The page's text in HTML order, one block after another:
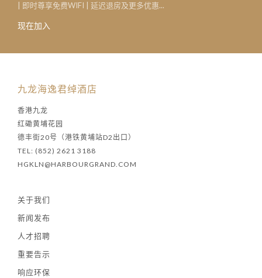
| 即时尊享免费WIFI | 延迟退房及更多优惠...
现在加入
九龙海逸君绰酒店
香港九龙
红磡黄埔花园
德丰街20号（港铁黄埔站D2出口）
TEL: (852) 2621 3188
HGKLN@HARBOURGRAND.COM
关于我们
新闻发布
人才招聘
重要告示
响应环保